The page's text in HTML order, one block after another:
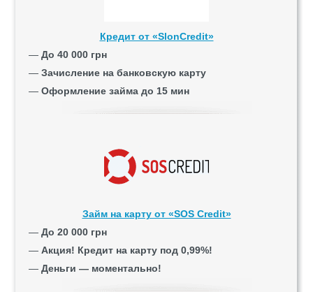
Кредит от «SlonCredit»
— До 40 000 грн
— Зачисление на банковскую карту
— Оформление займа до 15 мин
Займ на карту от «SOS Credit»
— До 20 000 грн
— Акция! Кредит на карту под 0,99%!
— Деньги — моментально!